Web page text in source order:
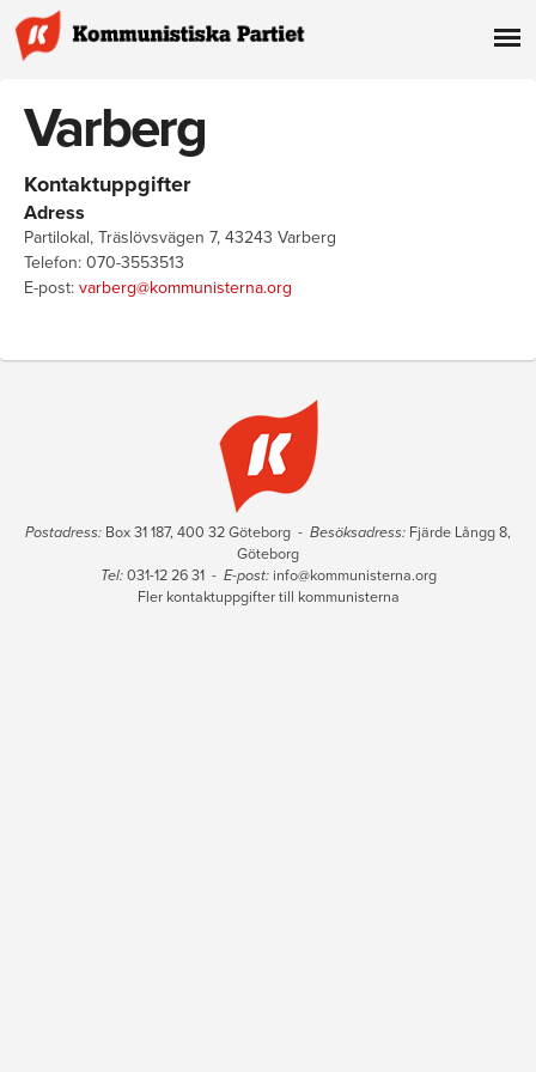
Varberg
Kontaktuppgifter
Adress
Partilokal, Träslövsvägen 7, 43243 Varberg
Telefon: 070-3553513
E-post: varberg@kommunisterna.org
Postadress: Box 31 187, 400 32 Göteborg - Besöksadress: Fjärde Långg 8,
Göteborg
Tel:031-12 26 31 - E-post: info@kommunisterna.org
Fler kontaktuppgifter till kommunisterna